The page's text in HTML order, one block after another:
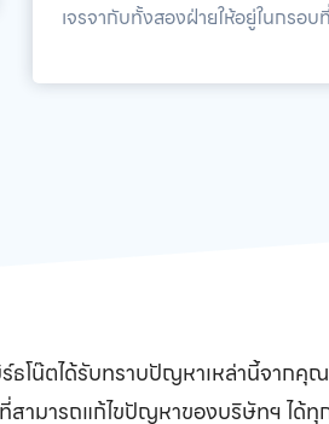
เจรจากับทั้งสองฝ่ายให้อยู่ในกรอบ
ร์ธโน๊ตได้รับทราบปัญหาเหล่านี้จาก
สามารถแก้ไขปัญหาของบริษัทฯ ได้